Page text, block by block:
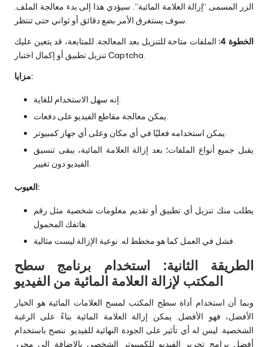
الزر المسمى “إزالة العلامة المائية”. سيؤدي هذا إلى بدء معالجة الملف.
سوف يستغرق الأمر بضع دقائق أو ثواني حتى تنتظر.
الخطوة 4:
الملفات متاحة للتنزيل بعد المعالجة. للمتابعة، قد يتعين عليك
تنزيل تطبيق أو إكمال اختبار Captcha.
مزايا:
إنه سهل الاستخدام للغاية.
يمكن معالجة مقاطع الفيديو على دفعات.
يمكن استخدامه فعليًا في أي مكان وعلى أي جهاز كمبيوتر.
يقبل جميع أنواع الملفات؛ بعد إزالة العلامة المائية، يبقى تنسيق
الفيديو دون تغيير.
العيوب:
يطلب منك تنزيل أي تطبيق أو تقديم معلومات شخصية مثل رقم
هاتفك المحمول.
فشل في العمل كما هو مخطط له. نوعية الإزالة ليست مثالية.
الطريقة الثانية: استخدام برنامج سطح
المكتب لإزالة العلامة المائية من الفيديو
وبما أن استخدام أداة سطح المكتب لمسح العلامات المائية هو الخيار
الأفضل، فهو الأفضل. يمكن إزالة العلامة المائية بناءً على الرغبة
الشخصية. ليس له أي تأثير على الجودة النهائية للفيديو. ننصح باستخدام
أفضل برامج تحرير الفيديو للكمبيوتر الشخصي بالإضافة إلى محرر